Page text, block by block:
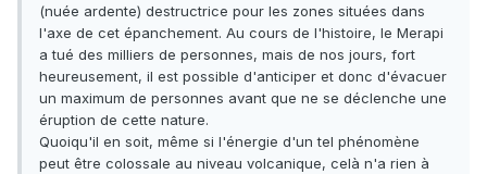
(nuée ardente) destructrice pour les zones situées dans
l'axe de cet épanchement. Au cours de l'histoire, le Merapi
a tué des milliers de personnes, mais de nos jours, fort
heureusement, il est possible d'anticiper et donc d'évacuer
un maximum de personnes avant que ne se déclenche une
éruption de cette nature.
Quoiqu'il en soit, même si l'énergie d'un tel phénomène
peut être colossale au niveau volcanique, celà n'a rien à